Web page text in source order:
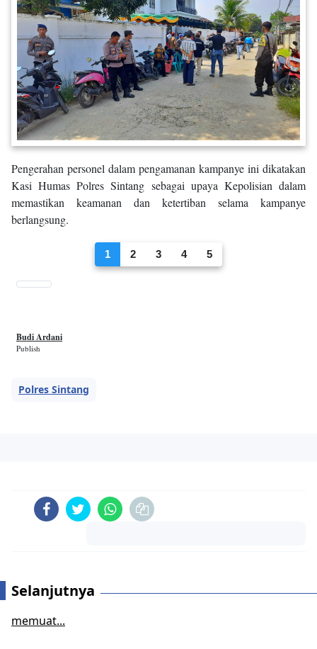
Pengerahan personel dalam pengamanan kampanye ini dikatakan
Kasi Humas Polres Sintang sebagai upaya Kepolisian dalam
memastikan keamanan dan ketertiban selama kampanye
berlangsung.
1 2 3 4 5
Budi Ardani
Publish
Polres Sintang
Selanjutnya
memuat...